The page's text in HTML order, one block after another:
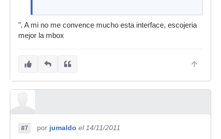
". A mi no me convence mucho esta interface, escojeria
mejor la mbox
#7 por jumaldo el 14/11/2011